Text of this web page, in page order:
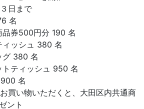
日まで
名
品券500円分 190 名
ィッシュ 380 名
グ 380 名
トティッシュ 950 名
名
買い物いただくと、大田区内共通商
ント